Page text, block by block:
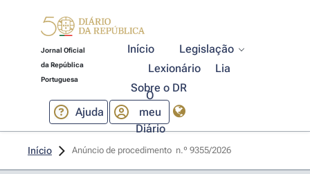
Jornal Oficial
da República
Portuguesa
Início
Legislação
Lexionário
Lia
Sobre o DR
Ajuda
O
meu
Diário
Início Anúncio de procedimento  n.º 9355/2026